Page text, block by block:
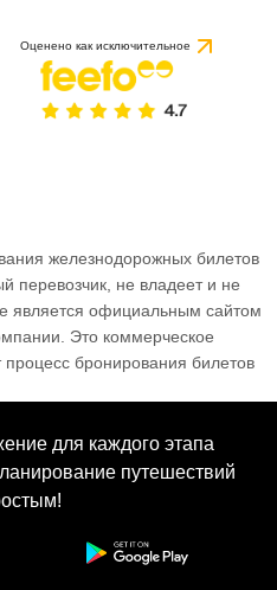
Оценено как исключительное
железнодорожных билетов
перевозчик, не владеет и не
является официальным сайтом
Это коммерческое
бронирования билетов
для каждого этапа
путешествий